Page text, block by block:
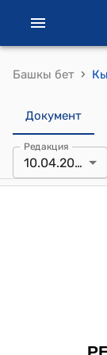
Башкы бет ›
Документ
Редакция
10.04.2025